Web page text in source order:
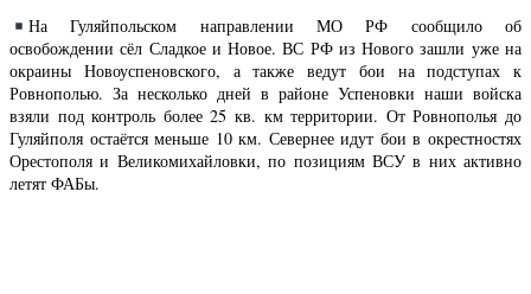
На Гуляйпольском направлении МО РФ сообщило об
освобождении сёл Сладкое и Новое. ВС РФ из Нового зашли уже на
окраины Новоуспеновского, а также ведут бои на подступах к
Ровнополью. За несколько дней в районе Успеновки наши войска
взяли под контроль более 25 кв. км территории. От Ровнополья до
Гуляйполя остаётся меньше 10 км. Севернее идут бои в окрестностях
Орестополя и Великомихайловки, по позициям ВСУ в них активно
летят ФАБы.